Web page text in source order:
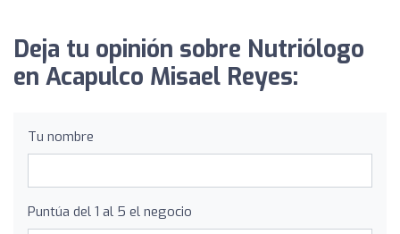
Deja tu opinión sobre Nutriólogo
en Acapulco Misael Reyes:
Tu nombre
Puntúa del 1 al 5 el negocio